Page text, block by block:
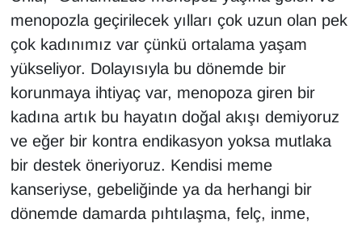
menopozla geçirilecek yılları çok uzun olan pek
çok kadınımız var çünkü ortalama yaşam
yükseliyor. Dolayısıyla bu dönemde bir
korunmaya ihtiyaç var, menopoza giren bir
kadına artık bu hayatın doğal akışı demiyoruz
ve eğer bir kontra endikasyon yoksa mutlaka
bir destek öneriyoruz. Kendisi meme
kanseriyse, gebeliğinde ya da herhangi bir
dönemde damarda pıhtılaşma, felç, inme,